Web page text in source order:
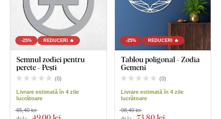
-25% REDUCERI 🔥
Semnul zodiei pentru
perete - Pești
(0)
Livrare estimată în 4 zile
lucrătoare
65,40 lei
-25% REDUCERI 🔥
Tablou poligonal - Zodia
Gemeni
(0)
Livrare estimată în 4 zile
lucrătoare
98,40 lei